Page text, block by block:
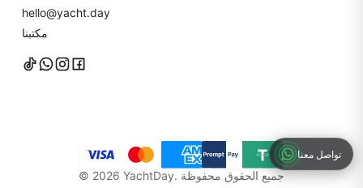
hello@yacht.day
مكتبنا
© 2026 YachtDay. جميع الحقوق محفوظة
تواصل معنا